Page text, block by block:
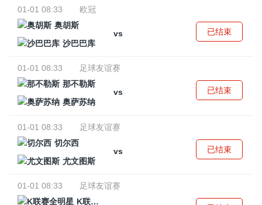
01-01 08:33
欧冠
奥胡斯
vs
沙巴巴库
已结束
01-01 08:33
足球友谊赛
那不勒斯
vs
奥萨苏纳
已结束
01-01 08:33
足球友谊赛
切尔西
vs
尤文图斯
已结束
01-01 08:33
足球友谊赛
K联赛全明星